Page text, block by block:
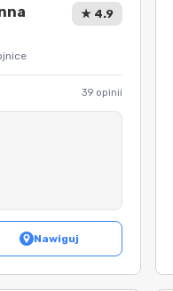
★ 4.9
39 opinii
Nawiguj